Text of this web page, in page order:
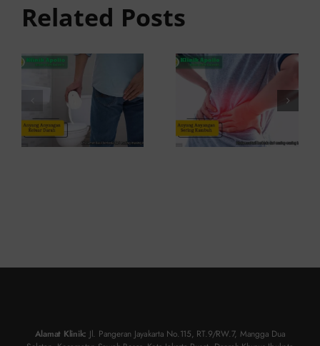
Related Posts
Darah:
Penyebab
dan Kapan
ke Dokter
Kambuh
dan Cara
Atasinya
Alamat Klinik: Jl. Pangeran Jayakarta No.115, RT.9/RW.7, Mangga Dua